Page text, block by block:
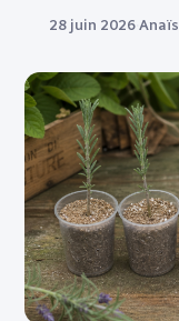
28 juin 2026